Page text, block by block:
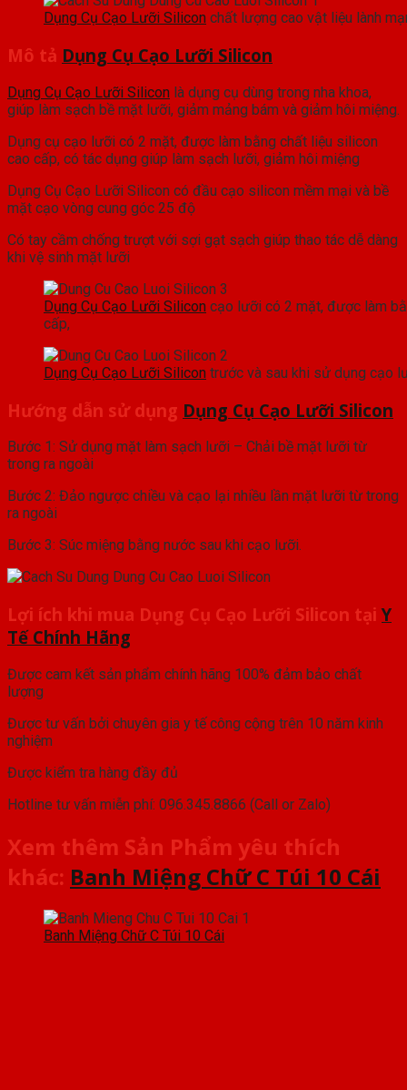
Dụng Cụ Cạo Lưỡi Silicon chất lượng cao vật liệu lành
Mô tả Dụng Cụ Cạo Lưỡi Silicon
Dụng Cụ Cạo Lưỡi Silicon là dụng cụ dùng trong nha khoa,
giúp làm sạch bề mặt lưỡi, giảm mảng bám và giảm hôi miệng.
Dụng cụ cạo lưỡi có 2 mặt, được làm bằng chất liệu silicon
cao cấp, có tác dụng giúp làm sạch lưỡi, giảm hôi miệng
Dụng Cụ Cạo Lưỡi Silicon có đầu cạo silicon mềm mại và bề
mặt cạo vòng cung góc 25 độ
Có tay cầm chống trượt với sợi gạt sạch giúp thao tác dễ dàng
khi vệ sinh mặt lưỡi
Dụng Cụ Cạo Lưỡi Silicon cạo lưỡi có 2 mặt, được làm
cấp,
Dụng Cụ Cạo Lưỡi Silicon trước và sau khi sử dụng cạo
Hướng dẫn sử dụng Dụng Cụ Cạo Lưỡi Silicon
Bước 1: Sử dụng mặt làm sạch lưỡi – Chải bề mặt lưỡi từ
trong ra ngoài
Bước 2: Đảo ngược chiều và cạo lại nhiều lần mặt lưỡi từ trong
ra ngoài
Bước 3: Súc miệng bằng nước sau khi cạo lưỡi.
Lợi ích khi mua Dụng Cụ Cạo Lưỡi Silicon tạiY
Tế Chính Hãng
Được cam kết sản phẩm chính hãng 100% đảm bảo chất
lượng
Được tư vấn bởi chuyên gia y tế công cộng trên 10 năm kinh
nghiệm
Được kiểm tra hàng đầy đủ
Hotline tư vấn miễn phí: 096.345.8866 (Call or Zalo)
Xem thêm Sản Phẩm yêu thích
khác: Banh Miệng Chữ C Túi 10 Cái
Banh Miệng Chữ C Túi 10 Cái